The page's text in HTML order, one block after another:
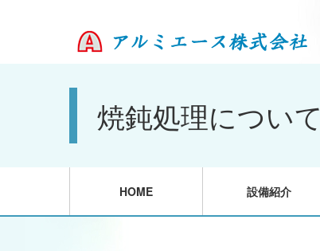
焼鈍処理について
HOME 設備紹介